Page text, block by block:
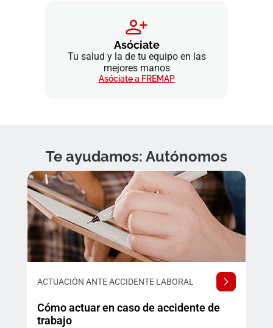
Asóciate
Tu salud y la de tu equipo en las
mejores manos
Asóciate a FREMAP
Te ayudamos: Autónomos
ACTUACIÓN ANTE ACCIDENTE LABORAL
Cómo actuar en caso de accidente de
trabajo